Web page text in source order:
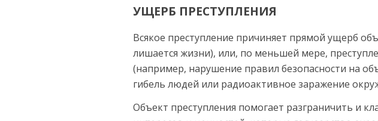
УЩЕРБ ПРЕСТУПЛЕНИЯ
Всякое преступление причиняет прямой ущерб
лишает­ся жизни), или, по меньшей мере,
(например, нарушение правил безопасности на
гибель людей или радиоактивное за­ражение
Объект преступления помогает разграничить и